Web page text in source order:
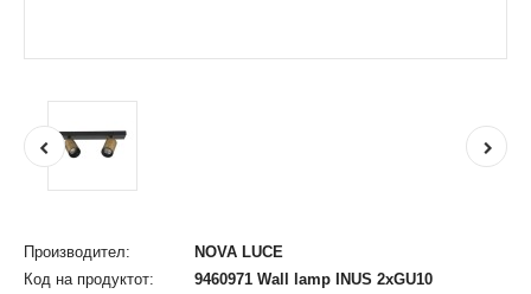
Производител:
NOVA LUCE
Код на продуктот:
9460971 Wall lamp INUS 2xGU10